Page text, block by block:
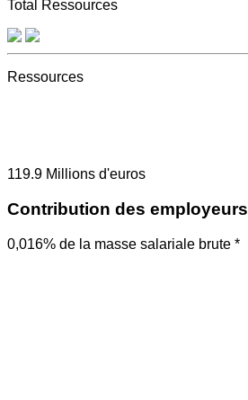
Total Ressources
Ressources
119.9 Millions d'euros
Contribution des employeurs
0,016% de la masse salariale brute *